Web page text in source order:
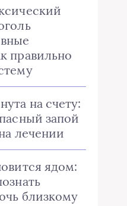
правильно
на счету:
запой
лечении
ядом:
близкому